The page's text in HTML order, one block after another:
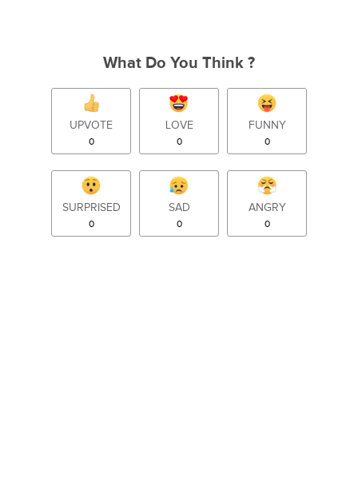
What Do You Think ?
UPVOTE
0
LOVE
0
FUNNY
0
SURPRISED
0
SAD
0
ANGRY
0